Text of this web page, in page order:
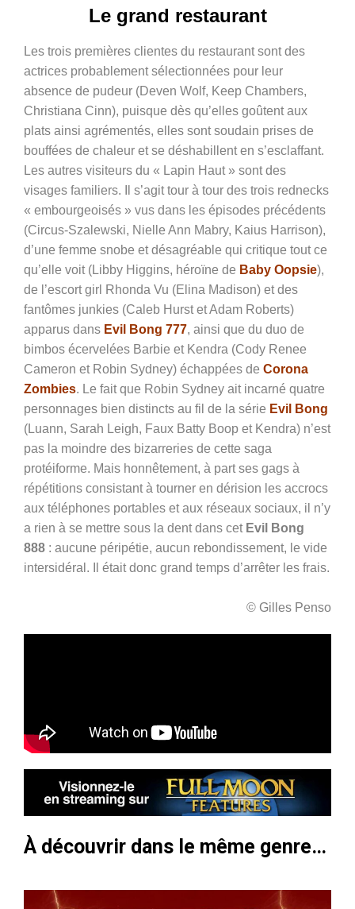
Le grand restaurant
Les trois premières clientes du restaurant sont des
actrices probablement sélectionnées pour leur
absence de pudeur (Deven Wolf, Keep Chambers,
Christiana Cinn), puisque dès qu’elles goûtent aux
plats ainsi agrémentés, elles sont soudain prises de
bouffées de chaleur et se déshabillent en s’esclaffant.
Les autres visiteurs du « Lapin Haut » sont des
visages familiers. Il s’agit tour à tour des trois rednecks
« embourgeoisés » vus dans les épisodes précédents
(Circus-Szalewski, Nielle Ann Mabry, Kaius Harrison),
d’une femme snobe et désagréable qui critique tout ce
qu’elle voit (Libby Higgins, héroïne de Baby Oopsie),
de l’escort girl Rhonda Vu (Elina Madison) et des
fantômes junkies (Caleb Hurst et Adam Roberts)
apparus dans Evil Bong 777, ainsi que du duo de
bimbos écervelées Barbie et Kendra (Cody Renee
Cameron et Robin Sydney) échappées de Corona
Zombies. Le fait que Robin Sydney ait incarné quatre
personnages bien distincts au fil de la série Evil Bong
(Luann, Sarah Leigh, Faux Batty Boop et Kendra) n’est
pas la moindre des bizarreries de cette saga
protéiforme. Mais honnêtement, à part ses gags à
répétitions consistant à tourner en dérision les accrocs
aux téléphones portables et aux réseaux sociaux, il n’y
a rien à se mettre sous la dent dans cet Evil Bong
888 : aucune péripétie, aucun rebondissement, le vide
intersidéral. Il était donc grand temps d’arrêter les frais.
© Gilles Penso
À découvrir dans le même genre…